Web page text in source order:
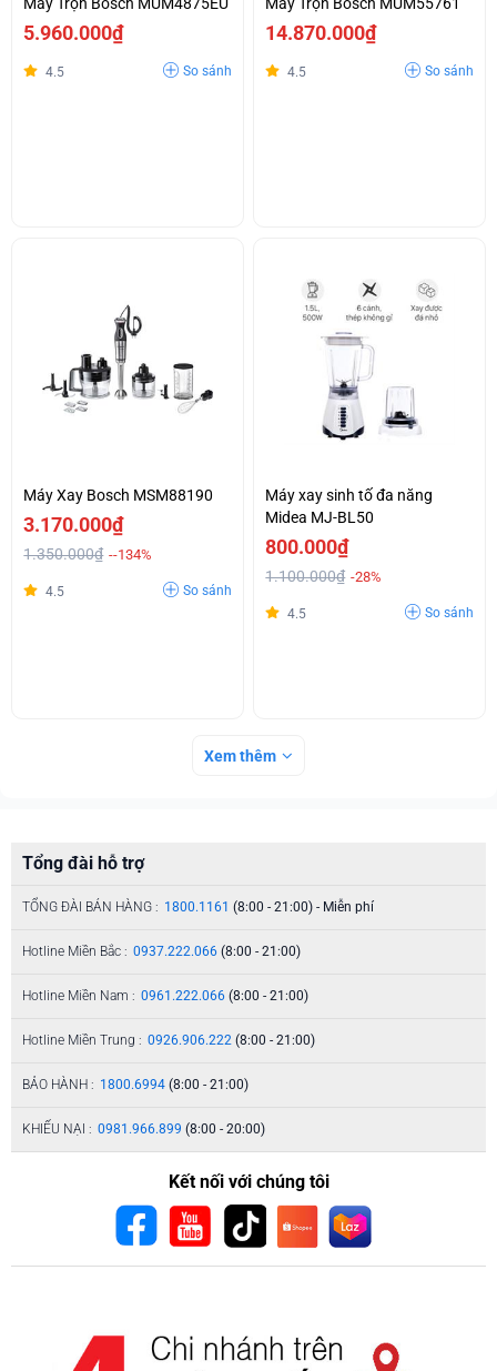
5.960.000₫
4.5 So sánh
14.870.000₫
4.5 So sánh
Máy Xay Bosch MSM88190
3.170.000₫
1.350.000₫ --134%
4.5 So sánh
Máy xay sinh tố đa năng
Midea MJ-BL50
800.000₫
1.100.000₫ -28%
4.5 So sánh
Xem thêm
Tổng đài hỗ trợ
TỔNG ĐÀI BÁN HÀNG : 1800.1161 (8:00 - 21:00) - Miễn phí
Hotline Miền Bắc : 0937.222.066 (8:00 - 21:00)
Hotline Miền Nam : 0961.222.066 (8:00 - 21:00)
Hotline Miền Trung : 0926.906.222 (8:00 - 21:00)
BẢO HÀNH : 1800.6994 (8:00 - 21:00)
KHIẾU NẠI : 0981.966.899 (8:00 - 20:00)
Kết nối với chúng tôi